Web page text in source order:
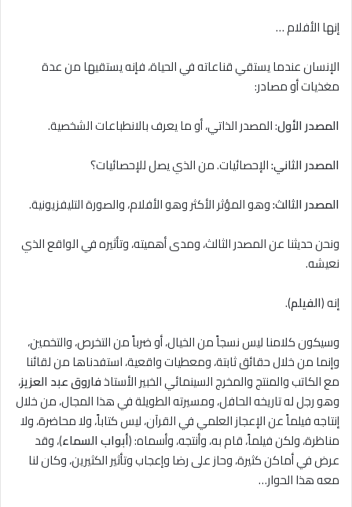
إنها الأفلام …
الإنسان عندما يستقي قناعاته في الحياة، فإنه يستقيها من عدة
مغذيات أو مصادر:
المصدر الأول: المصدر الذاتي، أو ما يعرف بالانطباعات الشخصية.
المصدر الثاني:الإحصائيات. من الذي يصل للإحصائيات؟
المصدر الثالث:وهو المؤثر الأكثر وهو الأفلام، والصورة التليفزيونية.
ونحن حديثنا عن المصدر الثالث، ومدى أهميته، وتأثيره في الواقع الذي
نعيشه.
إنه (الفيلم).
وسيكون كلامنا ليس نسجاً من الخيال، أو ضرباً من التخرص، والتخمين،
وإنما من خلال حقائق ثابتة، ومعطيات واقعية، استفدناها من لقائنا
مع الكاتب والمنتج والمخرج السينمائي الخبير الأستاذفاروق عبد العزيز،
وهو رجل له تاريخه الحافل، ومسيرته الطويلة في هذا المجال، من خلال
إنتاجه فيلماً عن الإعجاز العلمي في القرآن، ليس كتاباً، وﻻ محاضرة، وﻻ
مناظرة، ولكن فيلماً، قام به، وأنتجه، وأسماه: (أبواب السماء)، وقد
عرض في أماكن كثيرة، وحاز على رضا وإعجاب وتأثير الكثيرين، وكان لنا
معه هذا الحوار…